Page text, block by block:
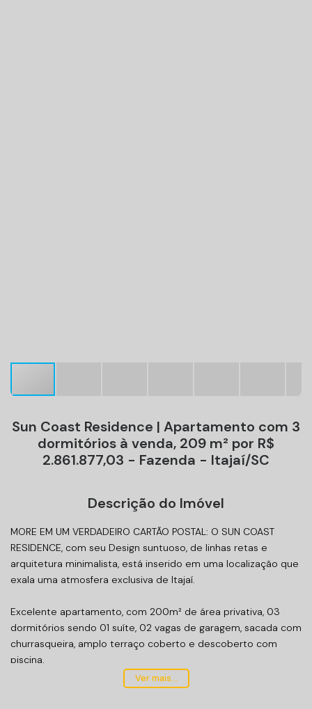
Sun Coast Residence | Apartamento com 3
dormitórios à venda, 209 m² por R$
2.861.877,03 - Fazenda - Itajaí/SC
Descrição do Imóvel
MORE EM UM VERDADEIRO CARTÃO POSTAL: O SUN COAST
RESIDENCE, com seu Design suntuoso, de linhas retas e
arquitetura minimalista, está inserido em uma localização que
exala uma atmosfera exclusiva de Itajaí.
Excelente apartamento, com 200m² de área privativa, 03
dormitórios sendo 01 suíte, 02 vagas de garagem, sacada com
churrasqueira, amplo terraço coberto e descoberto com
piscina.
Ver mais...